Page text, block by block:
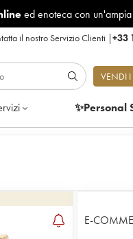
ed enoteca con
il nostro Servizio Clienti |+33
VENDI
✨Personal
E-